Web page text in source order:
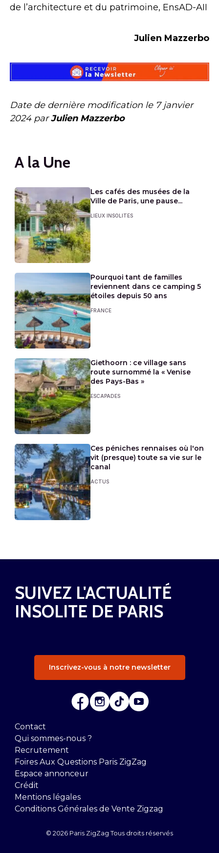
de l’architecture et du patrimoine, EnsAD-AII
Julien Mazzerbo
Date de dernière modification le 7 janvier
2024 parJulien Mazzerbo
A la Une
Les cafés des musées de la
Ville de Paris, une pause...
LIEUX INSOLITES
Pourquoi tant de familles
reviennent dans ce camping 5
étoiles depuis 50 ans
FRANCE
Giethoorn : ce village sans
route surnommé la « Venise
des Pays-Bas »
ESCAPADES
Ces péniches rennaises où l'on
vit (presque) toute sa vie sur le
canal
ACTUS
SUIVEZ L'ACTUALITÉ
INSOLITE DE PARIS
Inscrivez-vous à notre newsletter
Contact
Qui sommes-nous ?
Recrutement
Foires Aux Questions Paris ZigZag
Espace annonceur
Crédit
Mentions légales
Conditions Générales de Vente Zigzag
© 2026 Paris ZigZag Tous droits réservés